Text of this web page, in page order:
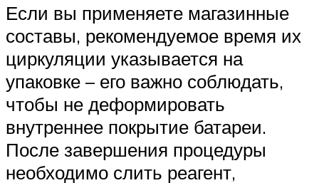
Если вы применяете магазинные
составы, рекомендуемое время их
циркуляции указывается на
упаковке – его важно соблюдать,
чтобы не деформировать
внутреннее покрытие батареи.
После завершения процедуры
необходимо слить реагент,